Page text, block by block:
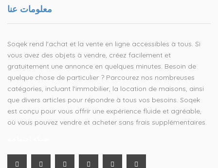
معلومات عنا
Soqek rend l'achat et la vente en ligne accessibles à tous. Si
vous avez des objets à vendre, créez facilement et
gratuitement une annonce en quelques minutes. Besoin de
quelque chose de particulier ? Parcourez nos nombreuses
catégories, incluant l'immobilier, la location de maisons, ainsi
que divers articles pour répondre à tous vos besoins. Soqek
est conçu pour vous offrir une expérience fluide et agréable,
où vous pouvez vendre et acheter sans frais supplémentaires.